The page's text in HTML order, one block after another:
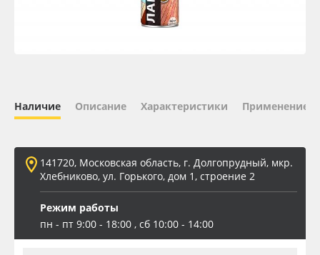
ПЭТ бэклит
Вспененный ПВХ
Наличие Описание Характеристики Применение
141720, Московская область, г. Долгопрудный, мкр.
Хлебниково, ул. Горького, дом 1, строение 2
Режим работы
пн - пт 9:00 - 18:00 , сб 10:00 - 14:00